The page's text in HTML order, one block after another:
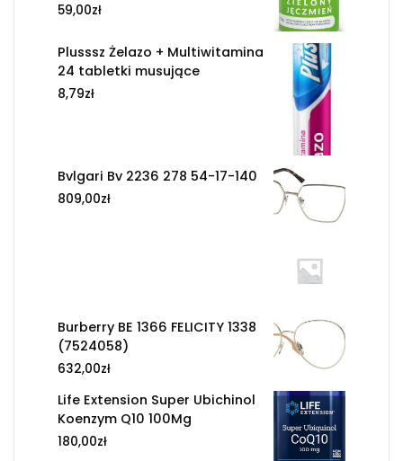
59,00zł
Plusssz Żelazo + Multiwitamina
24 tabletki musujące
8,79zł
Bvlgari Bv 2236 278 54-17-140
809,00zł
Burberry BE 1366 FELICITY 1338
(7524058)
632,00zł
Life Extension Super Ubichinol
Koenzym Q10 100Mg
180,00zł